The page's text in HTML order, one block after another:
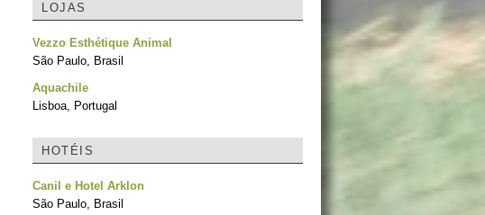
LOJAS
Vezzo Esthétique Animal
São Paulo, Brasil
Aquachile
Lisboa, Portugal
HOTÉIS
Canil e Hotel Arklon
São Paulo, Brasil